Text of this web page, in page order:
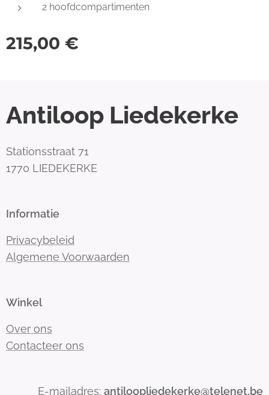
2 hoofdcompartimenten
215,00 €
Antiloop Liedekerke
Stationsstraat 71
1770 LIEDEKERKE
Informatie
Privacybeleid
Algemene Voorwaarden
Winkel
Over ons
Contacteer ons
E-mailadres: antiloopliedekerke@telenet.be